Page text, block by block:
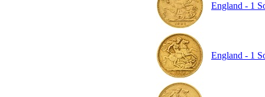
England - 1
England - 1